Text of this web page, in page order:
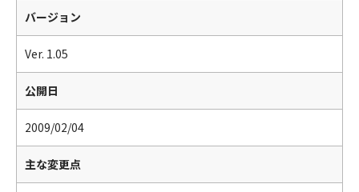
バージョン
Ver. 1.05
公開日
2009/02/04
主な変更点